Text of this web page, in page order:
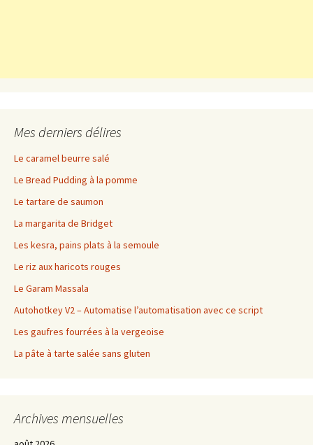
Mes derniers délires
Le caramel beurre salé
Le Bread Pudding à la pomme
Le tartare de saumon
La margarita de Bridget
Les kesra, pains plats à la semoule
Le riz aux haricots rouges
Le Garam Massala
Autohotkey V2 – Automatise l’automatisation avec ce script
Les gaufres fourrées à la vergeoise
La pâte à tarte salée sans gluten
Archives mensuelles